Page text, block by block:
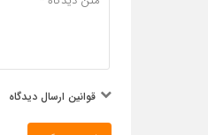
قوانین ارسال دیدگاه